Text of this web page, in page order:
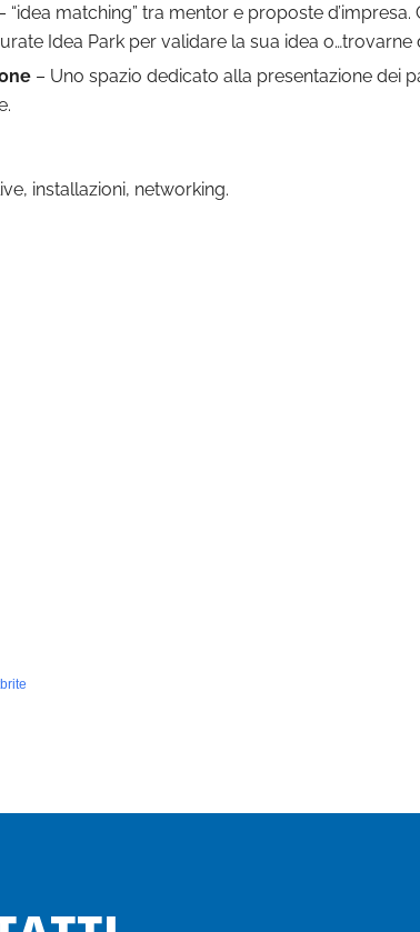
“idea matching” tra mentor e proposte
Idea Park per validare la sua idea o…trovarne
– Uno spazio dedicato alla presentazione dei
installazioni, networking.